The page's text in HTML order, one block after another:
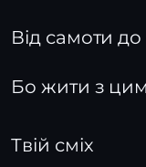
Від самоти
Бо жити з
Твій сміх